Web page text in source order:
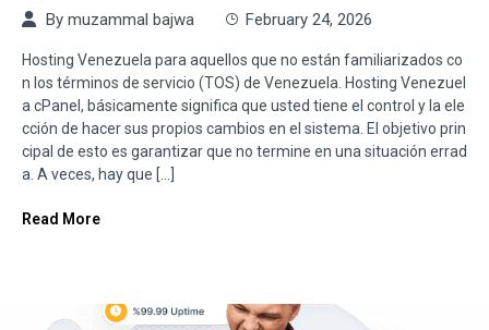
By muzammal bajwa February 24, 2026
Hosting Venezuela para aquellos que no están familiarizados co
n los términos de servicio (TOS) de Venezuela. Hosting Venezuel
a cPanel, básicamente significa que usted tiene el control y la ele
cción de hacer sus propios cambios en el sistema. El objetivo prin
cipal de esto es garantizar que no termine en una situación errad
a. A veces, hay que […]
Read More